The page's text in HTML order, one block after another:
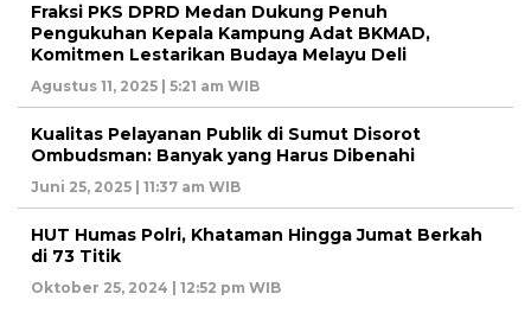
Fraksi PKS DPRD Medan Dukung Penuh
Pengukuhan Kepala Kampung Adat BKMAD,
Komitmen Lestarikan Budaya Melayu Deli
Agustus 11, 2025 | 5:21 am WIB
Kualitas Pelayanan Publik di Sumut Disorot
Ombudsman: Banyak yang Harus Dibenahi
Juni 25, 2025 | 11:37 am WIB
HUT Humas Polri, Khataman Hingga Jumat Berkah
di 73 Titik
Oktober 25, 2024 | 12:52 pm WIB